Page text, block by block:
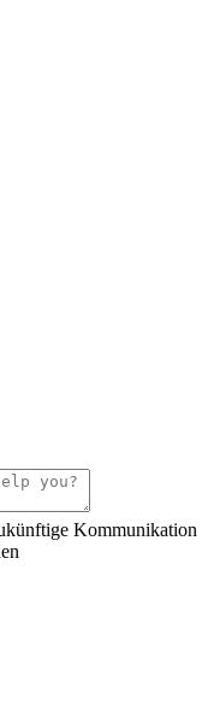
Kommunikation